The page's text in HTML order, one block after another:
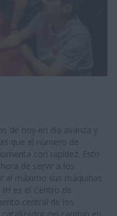
de hoy en día avanza y
que el número de
con rapidez. Esto
de servir a los
al máximo sus máquinas
es el Centro de
central de los